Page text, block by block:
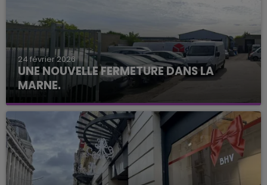
24 février 2026
UNE NOUVELLE FERMETURE DANS LA
MARNE.